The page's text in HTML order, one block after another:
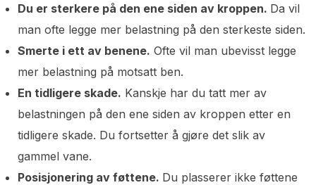
Du er sterkere på den ene siden av kroppen. Da vil
man ofte legge mer belastning på den sterkeste siden.
Smerte i ett av benene. Ofte vil man ubevisst legge
mer belastning på motsatt ben.
En tidligere skade. Kanskje har du tatt mer av
belastningen på den ene siden av kroppen etter en
tidligere skade. Du fortsetter å gjøre det slik av
gammel vane.
Posisjonering av føttene. Du plasserer ikke føttene